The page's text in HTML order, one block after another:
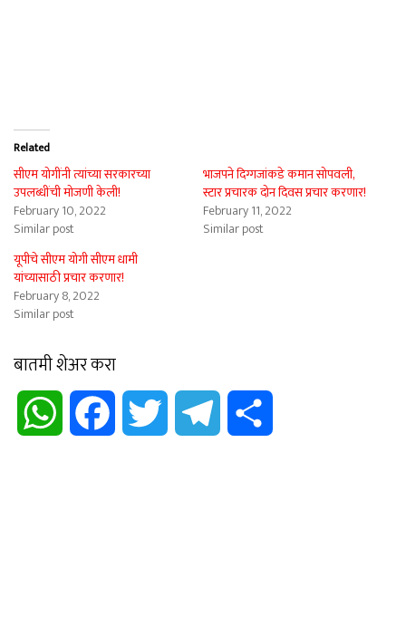
Related
सीएम योगींनी त्यांच्या सरकारच्या
उपलब्धींची मोजणी केली!
February 10, 2022
Similar post
भाजपने दिग्गजांकडे कमान सोपवली,
स्टार प्रचारक दोन दिवस प्रचार करणार!
February 11, 2022
Similar post
यूपीचे सीएम योगी सीएम धामी
यांच्यासाठी प्रचार करणार!
February 8, 2022
Similar post
बातमी शेअर करा
WhatsApp Facebook Twitter Telegram